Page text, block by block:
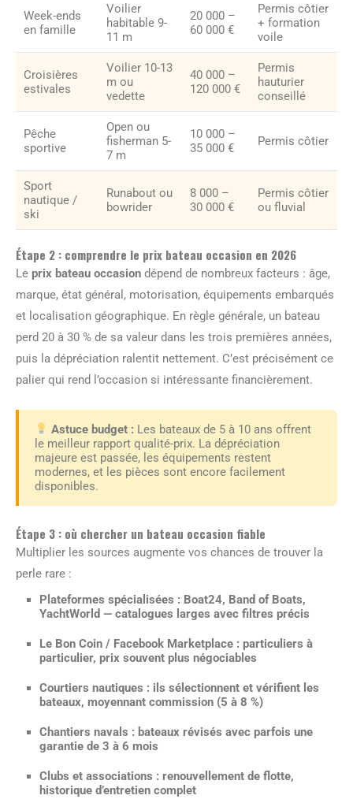
Week-ends
en famille
Voilier
habitable 9-
11 m
20 000 –
60 000 €
Permis côtier
+ formation
voile
Croisières
estivales
Voilier 10-13
m ou
vedette
40 000 –
120 000 €
Permis
hauturier
conseillé
Pêche
sportive
Open ou
fisherman 5-
7 m
10 000 –
35 000 €
Permis côtier
Sport
nautique /
ski
Runabout ou
bowrider
8 000 –
30 000 €
Permis côtier
ou fluvial
Étape 2 : comprendre le prix bateau occasion en 2026
Le prix bateau occasion dépend de nombreux facteurs : âge,
marque, état général, motorisation, équipements embarqués
et localisation géographique. En règle générale, un bateau
perd 20 à 30 % de sa valeur dans les trois premières années,
puis la dépréciation ralentit nettement. C’est précisément ce
palier qui rend l’occasion si intéressante financièrement.
Astuce budget : Les bateaux de 5 à 10 ans offrent
le meilleur rapport qualité-prix. La dépréciation
majeure est passée, les équipements restent
modernes, et les pièces sont encore facilement
disponibles.
Étape 3 : où chercher un bateau occasion fiable
Multiplier les sources augmente vos chances de trouver la
perle rare :
Plateformes spécialisées : Boat24, Band of Boats,
YachtWorld — catalogues larges avec filtres précis
Le Bon Coin / Facebook Marketplace : particuliers à
particulier, prix souvent plus négociables
Courtiers nautiques : ils sélectionnent et vérifient les
bateaux, moyennant commission (5 à 8 %)
Chantiers navals : bateaux révisés avec parfois une
garantie de 3 à 6 mois
Clubs et associations : renouvellement de flotte,
historique d’entretien complet